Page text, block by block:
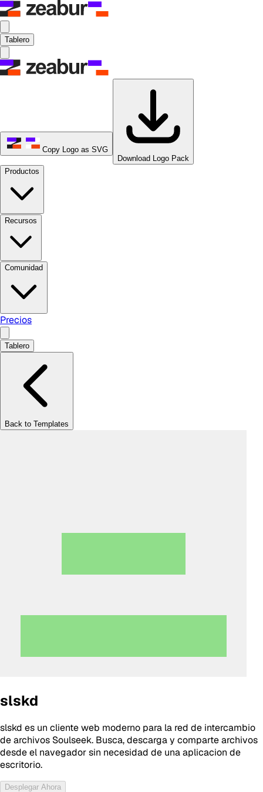
Tablero
Copy Logo as SVG
Download Logo Pack
Productos
Recursos
Comunidad
Precios
Tablero
Back to Templates
slskd
slskd es un cliente web moderno para la red de intercambio
de archivos Soulseek. Busca, descarga y comparte archivos
desde el navegador sin necesidad de una aplicacion de
escritorio.
Desplegar Ahora